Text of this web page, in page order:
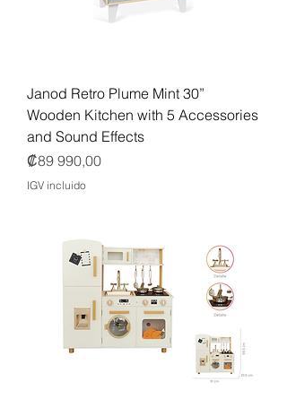
Janod Retro Plume Mint 30”
Wooden Kitchen with 5 Accessories
and Sound Effects
Precio
₡89 990,00
IGV incluido